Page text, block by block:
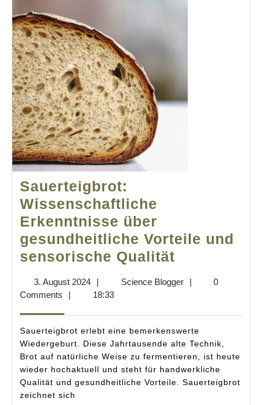
Sauerteigbrot:
Wissenschaftliche
Erkenntnisse über
gesundheitliche Vorteile und
sensorische Qualität
Vorteile
und
3. August 20243.
August
| Science BloggerScience
|
0
Comments
| 18:33
Sauerteigbrot erlebt eine bemerkenswerte
Wiedergeburt. Diese Jahrtausende alte Technik,
Brot auf natürliche Weise zu fermentieren, ist heute
wieder hochaktuell und steht für handwerkliche
Qualität und gesundheitliche Vorteile. Sauerteigbrot
zeichnet sich